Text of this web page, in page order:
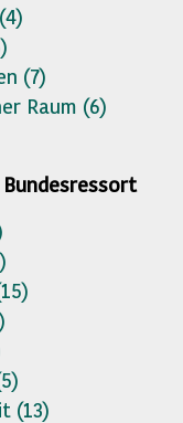
4)
(7)
Raum (6)
15)
5)
(13)